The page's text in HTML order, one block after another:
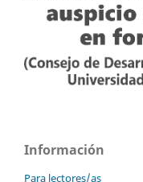
Información
Para lectores/as